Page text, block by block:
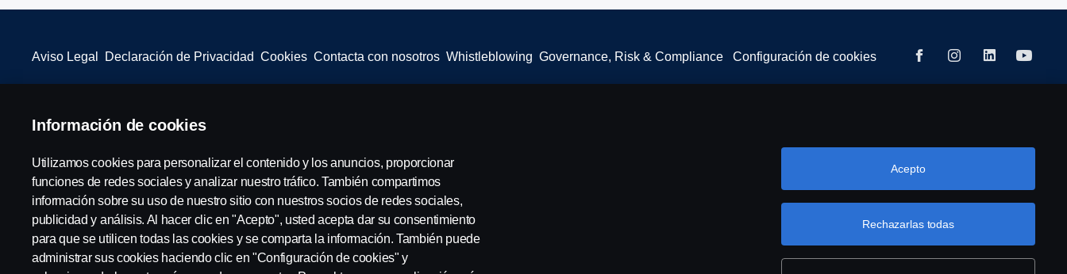
Aviso Legal Declaración de Privacidad Cookies Contacta con nosotros Whistleblowing Governance, Risk & Compliance Configuración de cookies
Información de cookies
Utilizamos cookies para personalizar el contenido y los anuncios, proporcionar
funciones de redes sociales y analizar nuestro tráfico. También compartimos
información sobre su uso de nuestro sitio con nuestros socios de redes sociales,
publicidad y análisis. Al hacer clic en "Acepto", usted acepta dar su consentimiento
para que se utilicen todas las cookies y se comparta la información. También puede
administrar sus cookies haciendo clic en "Configuración de cookies" y
Rechazarlas todas
Acepto